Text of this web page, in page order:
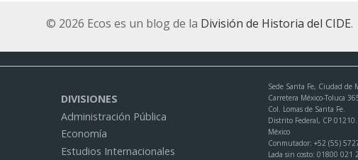
© 2026 Ecos es un blog de la División de Historia del CIDE.
DIVISIONES
Administración Pública
Economía
Estudios Internacionales
Sede Santa Fe, Ciudad de
Carretera México-Toluca
Col. Lomas de Santa Fe.
Distrito Federal, CP 01210.
México
Conmutador: +52 (55)
Lada sin costo: 01800 021